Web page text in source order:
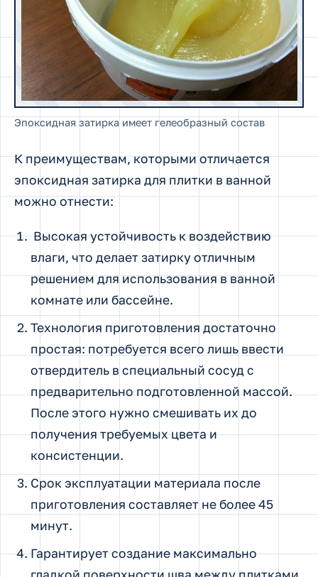
Эпоксидная затирка имеет гелеобразный состав
К преимуществам, которыми отличается
эпоксидная затирка для плитки в ванной
можно отнести:
Высокая устойчивость к воздействию
влаги, что делает затирку отличным
решением для использования в ванной
комнате или бассейне.
Технология приготовления достаточно
простая: потребуется всего лишь ввести
отвердитель в специальный сосуд с
предварительно подготовленной массой.
После этого нужно смешивать их до
получения требуемых цвета и
консистенции.
Срок эксплуатации материала после
приготовления составляет не более 45
минут.
Гарантирует создание максимально